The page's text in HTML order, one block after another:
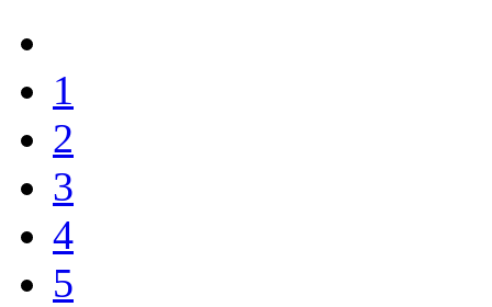
1
2
3
4
5